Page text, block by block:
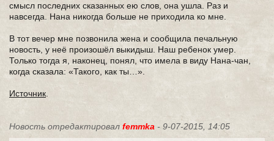
смысл последних сказанных ею слов, она ушла. Раз и
навсегда. Нана никогда больше не приходила ко мне.
В тот вечер мне позвонила жена и сообщила печальную
новость, у неё произошёл выкидыш. Наш ребенок умер.
Только тогда я, наконец, понял, что имела в виду Нана-чан,
когда сказала: «Такого, как ты…».
Источник
Новость отредактировал femmka - 9-07-2015, 14:05